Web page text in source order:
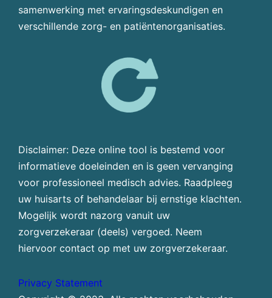
samenwerking met ervaringsdeskundigen en
verschillende zorg- en patiëntenorganisaties.
Disclaimer: Deze online tool is bestemd voor
informatieve doeleinden en is geen vervanging
voor professioneel medisch advies. Raadpleeg
uw huisarts of behandelaar bij ernstige klachten.
Mogelijk wordt nazorg vanuit uw
zorgverzekeraar (deels) vergoed. Neem
hiervoor contact op met uw zorgverzekeraar.
Privacy Statement